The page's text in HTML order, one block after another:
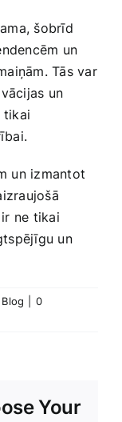
šobrīd
un
Tās var
un
tikai
un izmantot
ne tikai
un
Blog
0
Your